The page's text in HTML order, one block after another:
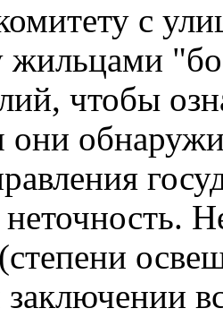
с
жильцами
чтобы
они
неточность.
заключении